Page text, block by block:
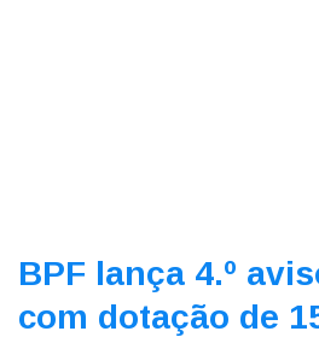
BPF lança 4.º
com dotação de